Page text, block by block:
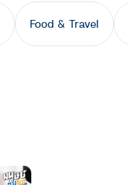
Food & Travel